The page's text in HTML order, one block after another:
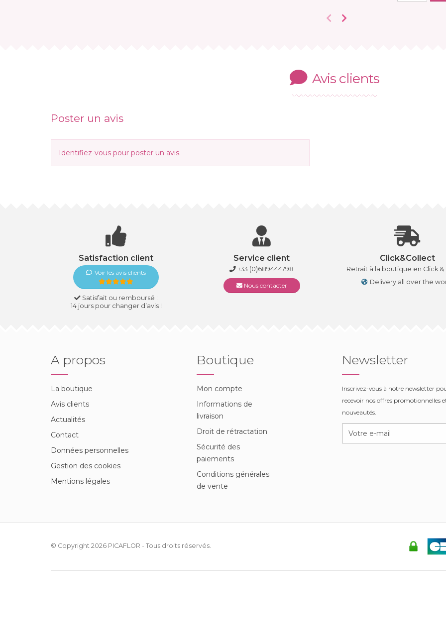
Avis clients
Poster un avis
Identifiez-vous pour poster un avis.
Satisfaction client
Voir les avis clients
Satisfait ou remboursé :
14 jours pour changer d’avis !
Service client
+33 (0)689444798
Nous contacter
Click&Collect
Retrait à la boutique en Click
Delivery all over the
A propos
La boutique
Avis clients
Actualités
Contact
Données personnelles
Gestion des cookies
Mentions légales
Boutique
Mon compte
Informations de
livraison
Droit de rétractation
Sécurité des
paiements
Conditions générales
de vente
Newsletter
Inscrivez-vous à notre newsletter
recevoir nos offres promotionnelles
nouveautés.
© Copyright 2026 PICAFLOR - Tous droits réservés.